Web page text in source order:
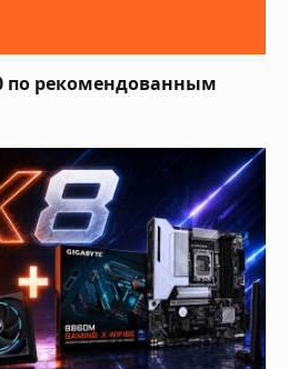
по рекомендованным